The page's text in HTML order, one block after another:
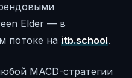
Elder — в
потоке на itb.school.
MACD-стратегии